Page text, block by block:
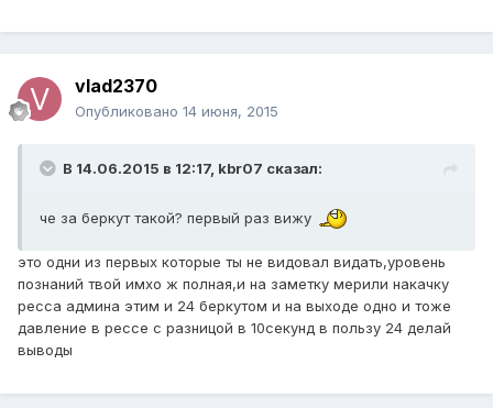
vlad2370
Опубликовано 14 июня, 2015
В 14.06.2015 в 12:17, kbr07 сказал:
че за беркут такой? первый раз вижу
это одни из первых которые ты не видовал видать,уровень
познаний твой имхо ж полная,и на заметку мерили накачку
ресса админа этим и 24 беркутом и на выходе одно и тоже
давление в рессе с разницой в 10секунд в пользу 24 делай
выводы